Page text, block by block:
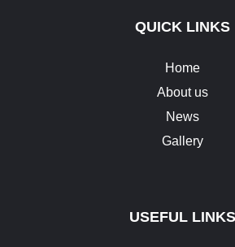
QUICK LINKS
Home
About us
News
Gallery
USEFUL LINKS